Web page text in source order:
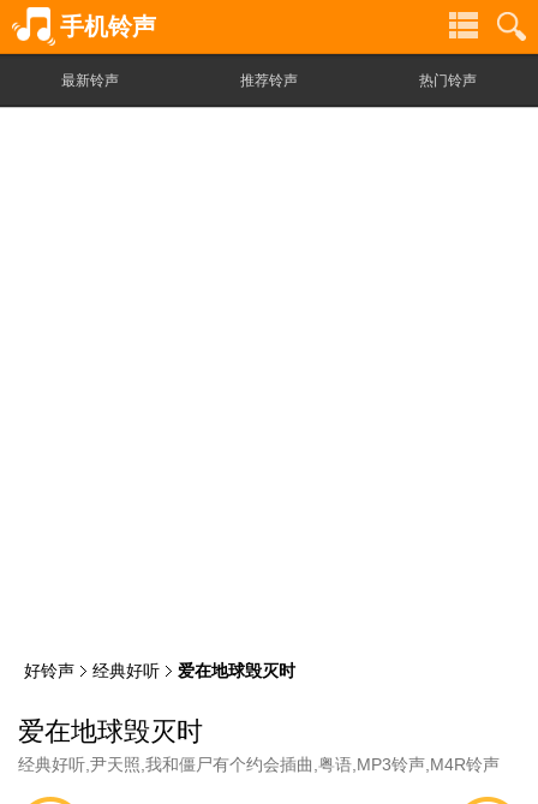
手机铃声
最新铃声 推荐铃声 热门铃声
好铃声 经典好听 爱在地球毁灭时
爱在地球毁灭时
经典好听 尹天照 我和僵尸有个约会插曲 粤语 MP3铃声 M4R铃声